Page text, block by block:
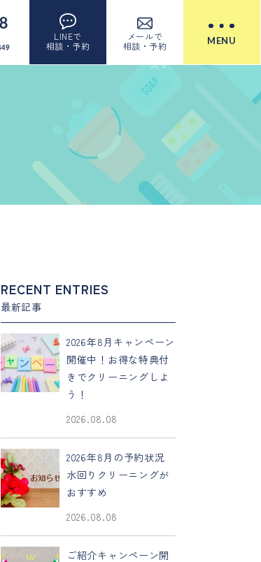
LINEで
相談・予約
メールで
相談・予約
MENU
RECENT ENTRIES
最新記事
2026年8月キャンペーン
開催中！お得な特典付
きでクリーニングしよ
う！
2026.08.08
2026年8月の予約状況
水回りクリーニングが
おすすめ
2026.08.08
ご紹介キャンペーン開